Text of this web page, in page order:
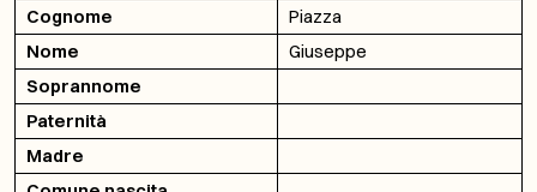
Cognome
Piazza
Nome
Giuseppe
Soprannome
Paternità
Madre